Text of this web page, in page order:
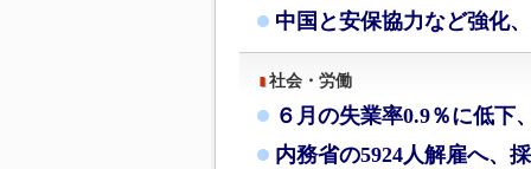
中国と安保協力など強化
社会・労働
６月の失業率0.9％に低下
内務省の5924人解雇へ、